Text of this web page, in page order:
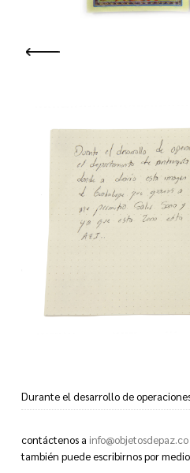
Durante el desarrollo de
de Antioquía (Norte del palomillo)
permitio salir sano y salvo y completo
infectado de minas AEI..
contáctenos a info@objetosdepaz.co
también puede escribirnos por